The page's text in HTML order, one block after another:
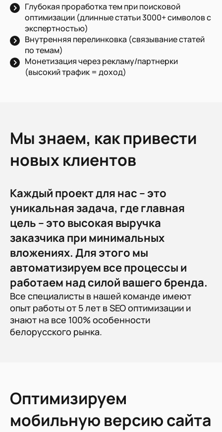
Глубокая проработка тем при поисковой
оптимизации (длинные статьи 3000+ символов с
экспертностью)
Внутренняя перелинковка (связывание статей
по темам)
Монетизация через рекламу/партнерки
(высокий трафик = доход)
Мы знаем, как привести
новых клиентов
Каждый проект для нас – это
уникальная задача, где главная
цель – это высокая выручка
заказчика при минимальных
вложениях. Для этого мы
автоматизируем все процессы и
работаем над силой вашего бренда.
Все специалисты в нашей команде имеют
опыт работы от 5 лет в SEO оптимизации и
знают на все 100% особенности
белорусского рынка.
Оптимизируем
мобильную версию сайта